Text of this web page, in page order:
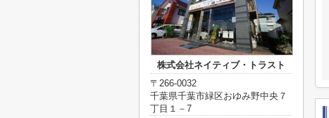
株式会社ネイティブ・トラスト
〒266-0032
千葉県千葉市緑区おゆみ野中央７
丁目１－7